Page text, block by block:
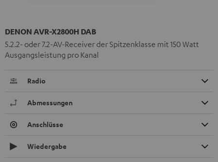
DENON AVR-X2800H DAB
5.2.2- oder 7.2-AV-Receiver der Spitzenklasse mit 150 Watt
Ausgangsleistung pro Kanal
Radio
Abmessungen
Anschlüsse
Wiedergabe